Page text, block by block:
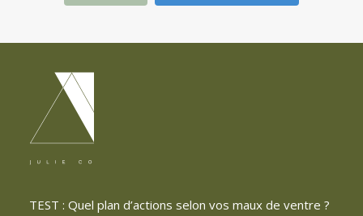
TEST : Quel plan d’actions selon vos maux de ventre ?